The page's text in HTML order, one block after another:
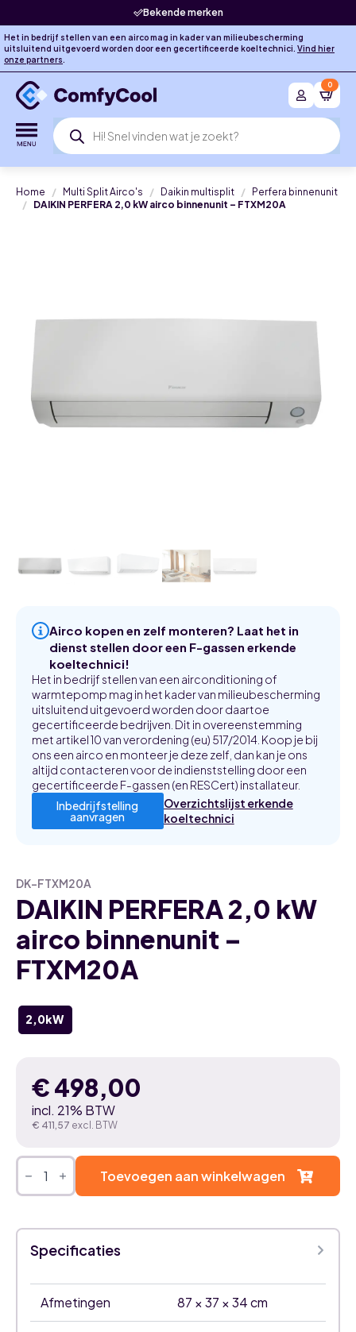
Bekende merken
Het in bedrijf stellen van een airco mag in kader van milieubescherming
uitsluitend uitgevoerd worden door een gecertificeerde koeltechnici. Vind hier
onze partners.
Producten
zoeken
0
Home Multi Split Airco's Daikin multisplit
Perfera binnenunit
DAIKIN PERFERA 2,0 kW airco binnenunit – FTXM20A
Airco kopen en zelf monteren? Laat het in
dienst stellen door een F-gassen erkende
koeltechnici!
Het in bedrijf stellen van een airconditioning of
warmtepomp mag in het kader van milieubescherming
uitsluitend uitgevoerd worden door daartoe
gecertificeerde bedrijven. Dit in overeenstemming
met artikel 10 van verordening (eu) 517/2014. Koop je bij
ons een airco en monteer je deze zelf, dan kan je ons
altijd contacteren voor de indienststelling door een
gecertificeerde F-gassen (en RESCert) installateur.
Inbedrijfstelling
aanvragen
Overzichtslijst erkende
koeltechnici
DK-FTXM20A
DAIKIN PERFERA 2,0 kW
airco binnenunit –
FTXM20A
2,0kW
€498,00
incl. 21% BTW
€ 411,57 excl. BTW
DAIKIN
PERFERA
kW
binnenunit
-
FTXM20A
aantal
Toevoegen aan winkelwagen
Specificaties
Afmetingen 87 × 37 × 34 cm